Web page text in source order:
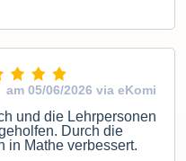
am 05/06/2026 via eKomi
und die Lehrpersonen
Durch die
in Mathe verbessert.